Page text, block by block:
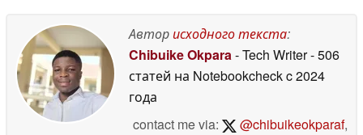
Авторисходного текста:
Chibuike Okpara- Tech Writer- 506
статей на Notebookcheckc 2024
года
contact me via:
@chibuikeokparaf,